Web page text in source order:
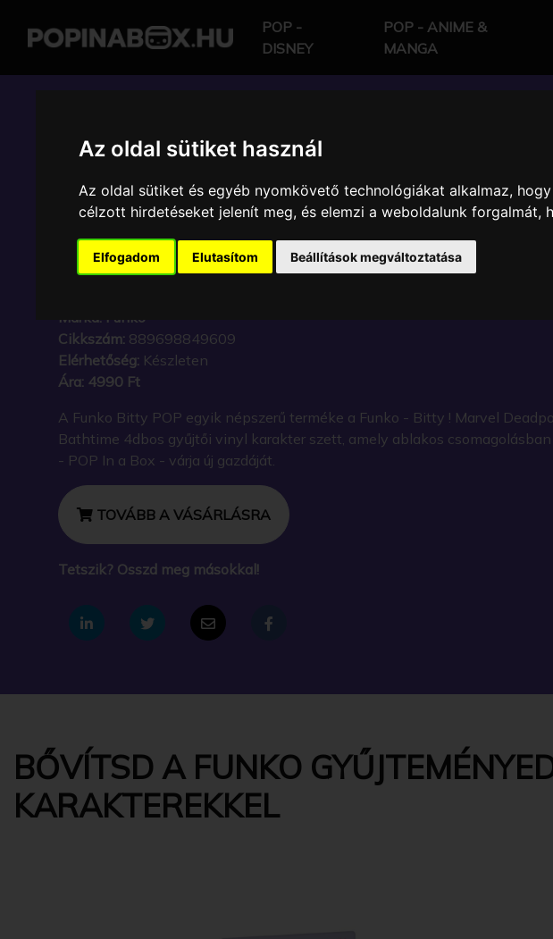
Az oldal sütiket használ
Az oldal sütiket és egyéb nyomkövető technológiákat alkalmaz,
célzott hirdetéseket jelenít meg, és elemzi a weboldalunk forgalmát,
Elfogadom Elutasítom Beállítások megváltoztatása
POP -
DISNEY
POP - ANIME &
MANGA
POP IN A BOX HU
FUNKO - BITTY ! MARVEL
DEADPOOL BATHTIME 4DBOS
GYŰJTŐI VINYL KARAKTER SZETT
Márka: Funko
Cikkszám: 889698849609
Elérhetőség: Készleten
Ára: 4990 Ft
A Funko Bitty POP egyik népszerű terméke a Funko - Bitty ! Marvel
Bathtime 4dbos gyűjtői vinyl karakter szett, amely ablakos csomagolásban
- POP In a Box - várja új gazdáját.
TOVÁBB A VÁSÁRLÁSRA
Tetszik? Osszd meg másokkal!
BŐVÍTSD A FUNKO
KARAKTEREKKEL